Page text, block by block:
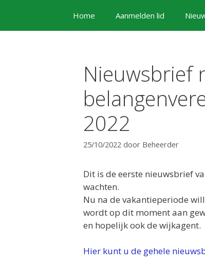
de
Home Aanmelden lid
Nieuwsbrief
2022
25/10/2022 door Beheerder
Dit is de eerste nieuwsbrief
wachten.
Nu na de vakantieperiode
wordt op dit moment aan
en hopelijk ook de wijkagent.
Hier kunt u de gehele